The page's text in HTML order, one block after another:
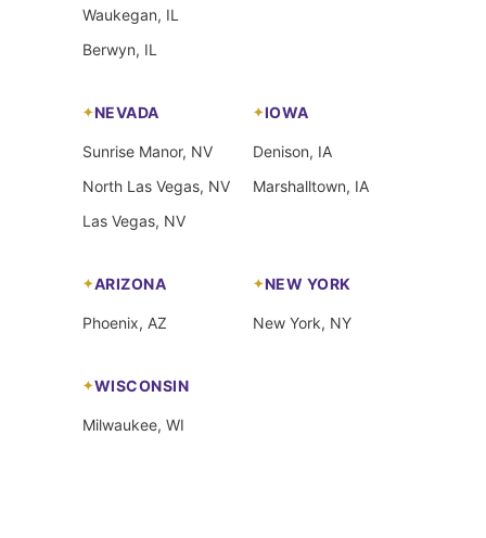
Waukegan, IL
Berwyn, IL
NEVADA
Sunrise Manor, NV
North Las Vegas, NV
Las Vegas, NV
IOWA
Denison, IA
Marshalltown, IA
ARIZONA
Phoenix, AZ
NEW YORK
New York, NY
WISCONSIN
Milwaukee, WI